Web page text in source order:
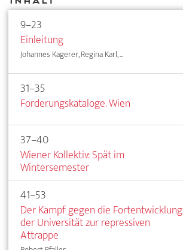
9–23
Einleitung
Johannes Kagerer, Regina Karl, ...
31–35
Forderungskataloge. Wien
37–40
Wiener Kollektiv: Spät im
Wintersemester
41–53
Der Kampf gegen die Fortentwicklung
der Universität zur repressiven
Attrappe